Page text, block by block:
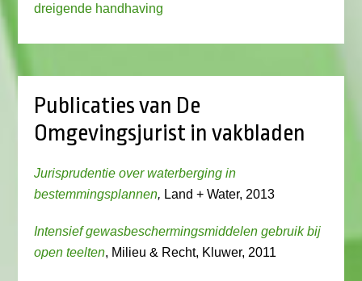
dreigende handhaving
Publicaties van De
Omgevingsjurist in vakbladen
Jurisprudentie over waterberging in
bestemmingsplannen, Land + Water, 2013
Intensief gewasbeschermingsmiddelen gebruik bij
open teelten, Milieu & Recht, Kluwer, 2011